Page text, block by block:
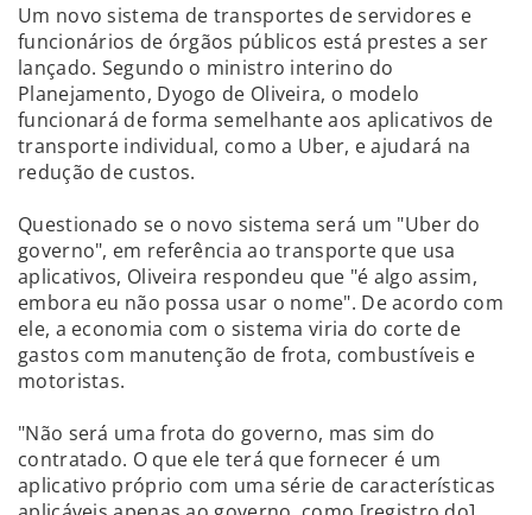
Um novo sistema de transportes de servidores e
funcionários de órgãos públicos está prestes a ser
lançado. Segundo o ministro interino do
Planejamento, Dyogo de Oliveira, o modelo
funcionará de forma semelhante aos aplicativos de
transporte individual, como a Uber, e ajudará na
redução de custos.
Questionado se o novo sistema será um "Uber do
governo", em referência ao transporte que usa
aplicativos, Oliveira respondeu que "é algo assim,
embora eu não possa usar o nome". De acordo com
ele, a economia com o sistema viria do corte de
gastos com manutenção de frota, combustíveis e
motoristas.
"Não será uma frota do governo, mas sim do
contratado. O que ele terá que fornecer é um
aplicativo próprio com uma série de características